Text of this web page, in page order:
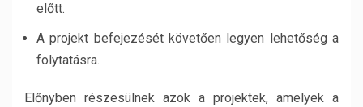
előtt.
A projekt befejezését követően legyen lehetőség a
folytatásra.
Előnyben részesülnek azok a projektek, amelyek a